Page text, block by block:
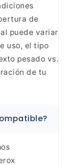
de
puede variar
uso, el tipo
pesado vs.
de tu